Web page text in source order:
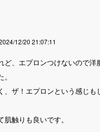
12/20 21:07:11
ど、エプロンつけないので洋
、ザ！エプロンという感じも
触りも良いです。